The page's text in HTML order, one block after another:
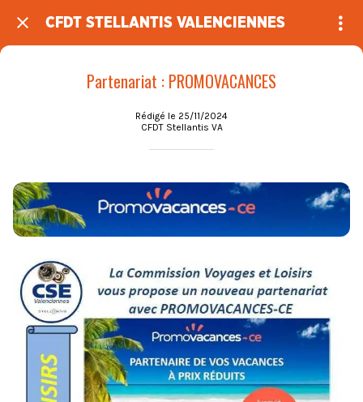
CFDT STELLANTIS VALENCIENNES
Partenariat : PROMOVACANCES
Rédigé le 25/11/2024
CFDT Stellantis VA